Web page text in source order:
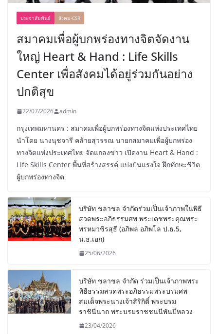
ประชาสัมพันธ์ สังคม-CSR
สมาคมเพื่อผู้บกพร่องทางจิตจัดงาน
ใหญ่ Heart & Hand : Life Skills
Center เพื่อสังคมได้อยู่ร่วมกันอย่าง
ปกติสุข
22/07/2026 admin
กรุงเทพมหานคร : สมาคมเพื่อผู้บกพร่องทางจิตแห่งประเทศไทย
นำโดย นางนุชจารี คล้ายสุวรรณ นายกสมาคมเพื่อผู้บกพร่อง
ทางจิตแห่งประเทศไทย จัดแถลงข่าว เปิดงาน Heart & Hand :
Life Skills Center พื้นที่สร้างสรรค์ แบ่งปันแรงใจ ฝึกทักษะชีวิต
ผู้บกพร่องทางจิต
บริษัท ชลาชล จำกัดร่วมเป็นเจ้าภาพในพิธี
สวดพระอภิธรรมศพ พระเดชพระคุณพระ
พรหมวชิรสุธี (อภิพล อภิพโล ป.ธ.5,
น.ธ.เอก)
25/06/2026
บริษัท ชลาชล จำกัด ร่วมเป็นเจ้าภาพพระ
พิธีธรรมสวดพระอภิธรรมพระบรมศพ
สมเด็จพระนางเจ้าสิริกิติ์ พระบรม
ราชินีนาถ พระบรมราชชนนีพันปีหลวง
23/04/2026